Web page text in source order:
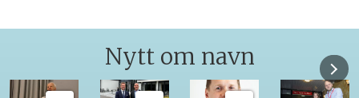
Nytt om navn